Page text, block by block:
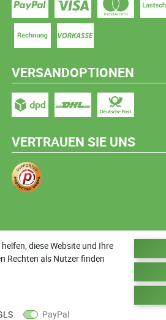
VERSANDOPTIONEN
VERTRAUEN SIE UNS
diese Website und Ihre
Rechten als Nutzer finden
PayPal